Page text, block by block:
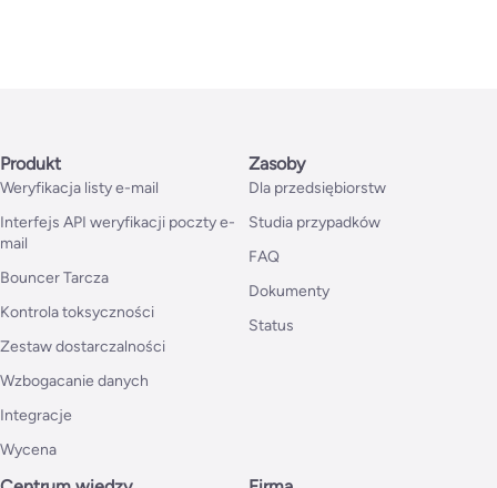
Produkt
Weryfikacja listy e-mail
Interfejs API weryfikacji poczty e-
mail
Bouncer Tarcza
Kontrola toksyczności
Zestaw dostarczalności
Wzbogacanie danych
Integracje
Wycena
Zasoby
Dla przedsiębiorstw
Studia przypadków
FAQ
Dokumenty
Status